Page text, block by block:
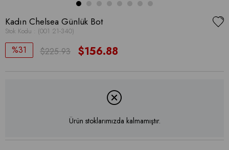
Kadın Chelsea Günlük Bot
Stok Kodu (001 21-340)
31 $225.93 $156.88
Ürün stoklarımızda kalmamıştır.